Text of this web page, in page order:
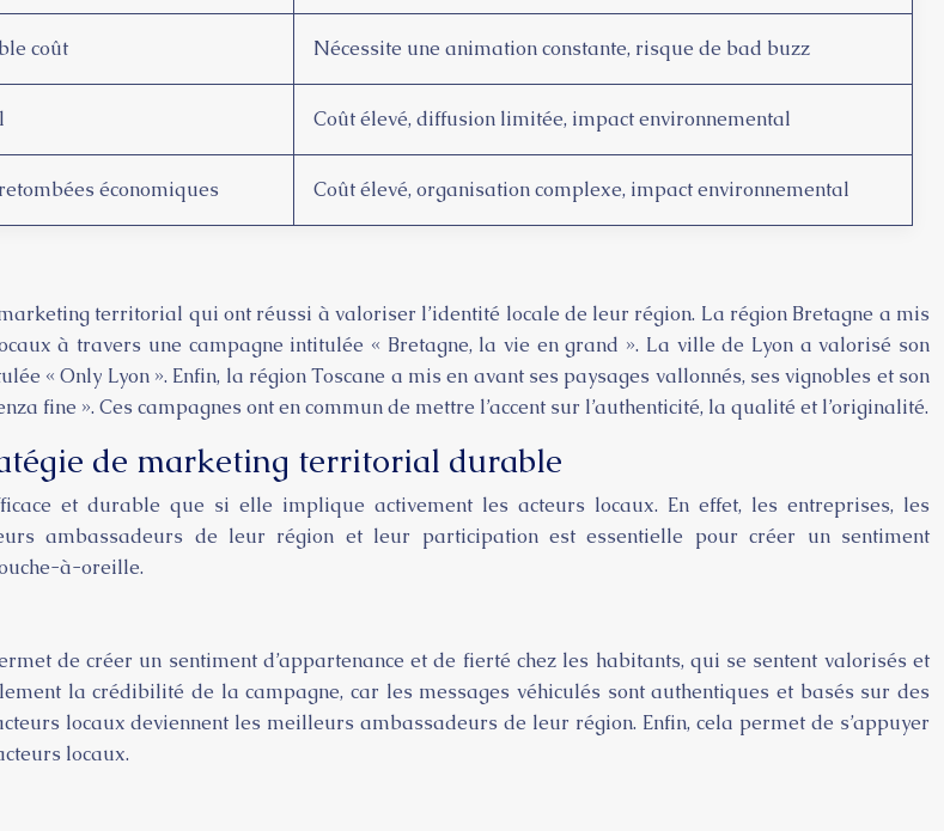
coût Nécessite une animation constante, risque de bad buzz
Coût élevé, diffusion limitée, impact environnemental
économiques Coût élevé, organisation complexe, impact environnemental
territorial qui ont réussi à valoriser l’identité locale de leur région. La région Bretagne a mis
à travers une campagne intitulée « Bretagne, la vie en grand ». La ville de Lyon a valorisé son
« Only Lyon ». Enfin, la région Toscane a mis en avant ses paysages vallonnés, ses vignobles et son
fine ». Ces campagnes ont en commun de mettre l’accent sur l’authenticité, la qualité et l’originalité.
de marketing territorial durable
et durable que si elle implique activement les acteurs locaux. En effet, les entreprises, les
ambassadeurs de leur région et leur participation est essentielle pour créer un sentiment
à-oreille.
de créer un sentiment d’appartenance et de fierté chez les habitants, qui se sentent valorisés et
la crédibilité de la campagne, car les messages véhiculés sont authentiques et basés sur des
locaux deviennent les meilleurs ambassadeurs de leur région. Enfin, cela permet de s’appuyer
locaux.